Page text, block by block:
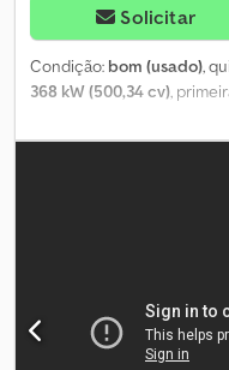
Solicitar
Condição: bom (usado),
368 kW (500,34 cv) ,
,
configuração de eixo:6x2,
aquecedor estacionário,
controlo de velocidade